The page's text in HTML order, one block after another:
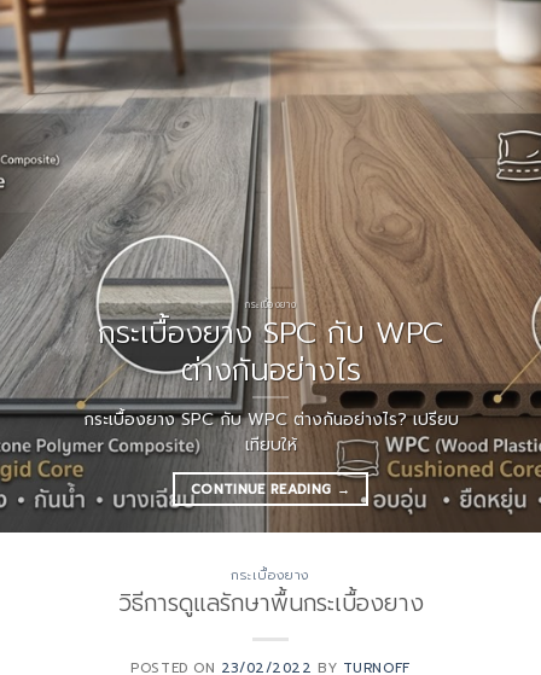
กระเบื้องยาง
กระเบื้องยาง SPC กับ WPC
ต่างกันอย่างไร
กระเบื้องยาง SPC กับ WPC ต่างกันอย่างไร? เปรียบ
เทียบให้
CONTINUE READING →
กระเบื้องยาง
วิธีการดูแลรักษาพื้นกระเบื้องยาง
POSTED ON 23/02/2022 BY TURNOFF